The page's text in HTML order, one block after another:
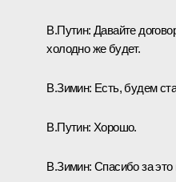
В.Путин: Давайте
холодно же будет.
В.Зимин: Есть, будем
В.Путин: Хорошо.
В.Зимин: Спасибо за